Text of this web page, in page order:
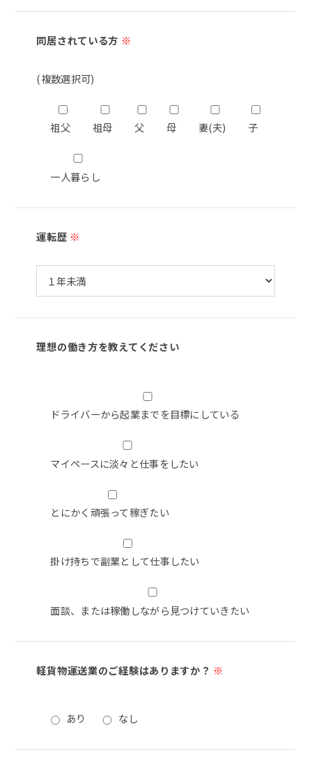
同居されている方 ※
(複数選択可)
祖父 祖母 父 母 妻(夫) 子
一人暮らし
運転歴 ※
理想の働き方を教えてください
ドライバーから起業までを目標にしている
マイペースに淡々と仕事をしたい
とにかく頑張って稼ぎたい
掛け持ちで副業として仕事したい
面談、または稼働しながら見つけていきたい
軽貨物運送業のご経験はありますか？ ※
あり なし